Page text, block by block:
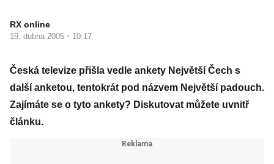
RX online
19. dubna 2005 · 10:17
Česká televize přišla vedle ankety Největší Čech s
další anketou, tentokrát pod názvem Největší padouch.
Zajímáte se o tyto ankety? Diskutovat můžete uvnitř
článku.